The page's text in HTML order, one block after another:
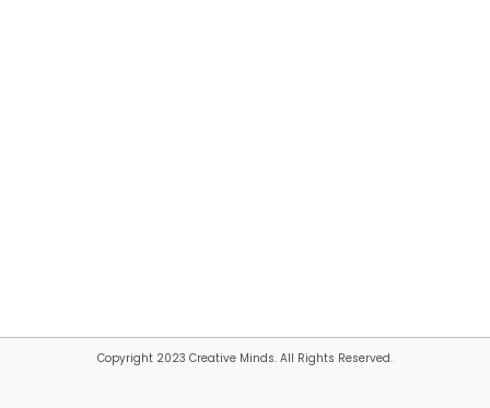
Copyright 2023 Creative Minds. All Rights Reserved.